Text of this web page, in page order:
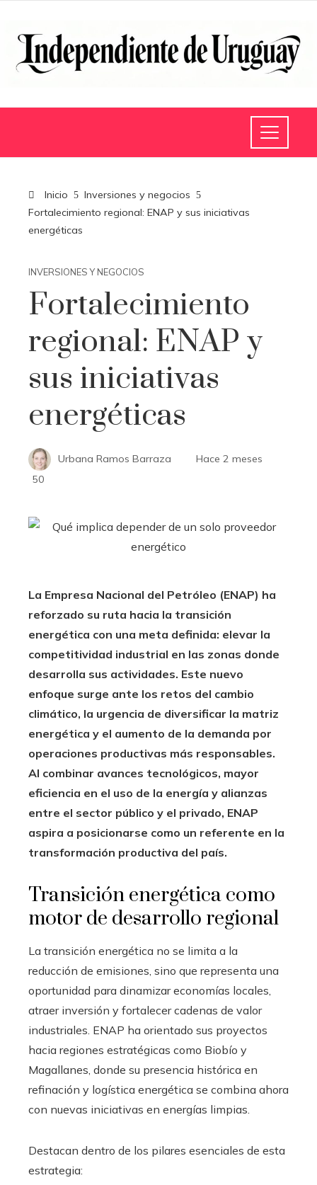
Inicio
Inversiones y negocios
Fortalecimiento regional: ENAP y sus iniciativas
energéticas
INVERSIONES Y NEGOCIOS
Fortalecimiento
regional: ENAP y
sus iniciativas
energéticas
Urbana Ramos Barraza
Hace 2 meses
50
La Empresa Nacional del Petróleo (ENAP) ha
reforzado su ruta hacia la transición
energética con una meta definida: elevar la
competitividad industrial en las zonas donde
desarrolla sus actividades. Este nuevo
enfoque surge ante los retos del cambio
climático, la urgencia de diversificar la matriz
energética y el aumento de la demanda por
operaciones productivas más responsables.
Al combinar avances tecnológicos, mayor
eficiencia en el uso de la energía y alianzas
entre el sector público y el privado, ENAP
aspira a posicionarse como un referente en la
transformación productiva del país.
Transición energética como
motor de desarrollo regional
La transición energética no se limita a la
reducción de emisiones, sino que representa una
oportunidad para dinamizar economías locales,
atraer inversión y fortalecer cadenas de valor
industriales. ENAP ha orientado sus proyectos
hacia regiones estratégicas como Biobío y
Magallanes, donde su presencia histórica en
refinación y logística energética se combina ahora
con nuevas iniciativas en energías limpias.
Destacan dentro de los pilares esenciales de esta
estrategia: